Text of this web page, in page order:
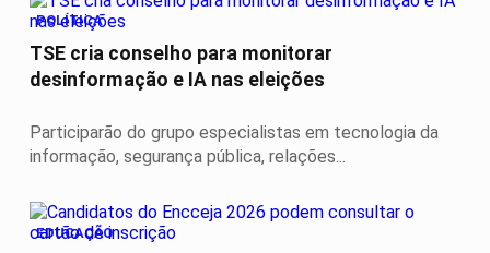
POLÍTICA
TSE cria conselho para monitorar
desinformação e IA nas eleições
Participarão do grupo especialistas em tecnologia da
informação, segurança pública, relações...
EDUCAÇÃO